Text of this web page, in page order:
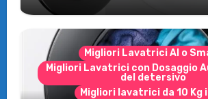
Migliori Lavatrici AI o
Migliori Lavatrici con Dosaggio
del detersivo
Migliori lavatrici da 10 Kg